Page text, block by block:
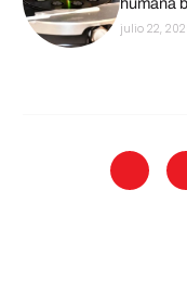
humana
julio 22,